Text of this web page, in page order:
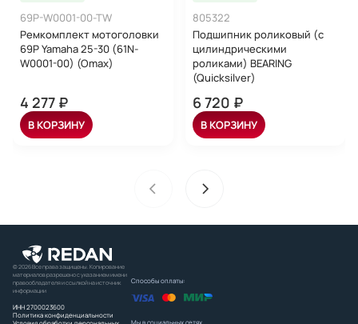
69P-W0001-00-TW
Ремкомплект мотоголовки
69P Yamaha 25-30 (61N-
W0001-00) (Omax)
4 277 ₽
В КОРЗИНУ
805322
Подшипник роликовый (с
цилиндрическими
роликами) BEARING
(Quicksilver)
6 720 ₽
В КОРЗИНУ
© 2026 Все права защищены. Копирование
материалов разрешено с указанием имени
правообладателя и ссылкой на источник
информации
ИНН 2700023600
Политика конфиденциальности
Способы оплаты: